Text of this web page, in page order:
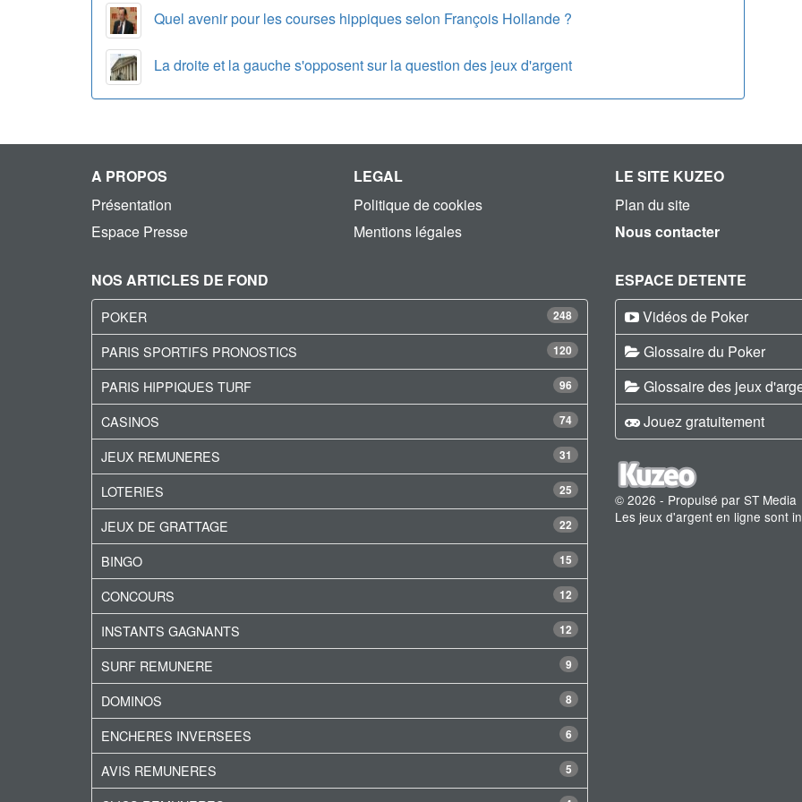
Quel avenir pour les courses hippiques selon François Hollande ?
La droite et la gauche s'opposent sur la question des jeux d'argent
A PROPOS
Présentation
Espace Presse
LEGAL
Politique de cookies
Mentions légales
LE SITE KUZEO
Plan du site
Nous contacter
NOS ARTICLES DE FOND
248
POKER
120
PARIS SPORTIFS PRONOSTICS
96
PARIS HIPPIQUES TURF
74
CASINOS
31
JEUX REMUNERES
25
LOTERIES
22
JEUX DE GRATTAGE
15
BINGO
12
CONCOURS
12
INSTANTS GAGNANTS
9
SURF REMUNERE
8
DOMINOS
6
ENCHERES INVERSEES
5
AVIS REMUNERES
ESPACE DETENTE
Vidéos de Poker
Glossaire du Poker
Glossaire des jeux
Jouez gratuitement
© 2026 - Propulsé par ST Media
Les jeux d'argent en ligne sont